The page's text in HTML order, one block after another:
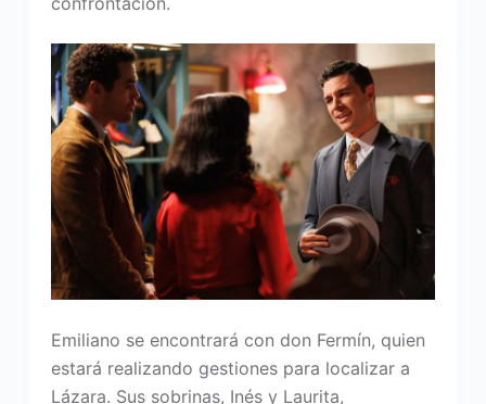
Emiliano se encontrará con don Fermín, quien
estará realizando gestiones para localizar a
Lázara. Sus sobrinas, Inés y Laurita,